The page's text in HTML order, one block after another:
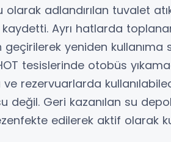
adlandırılan tuvalet
kaydetti. Ayrı hatlarda
yeniden kullanıma
tesislerinde otobüs
rezervuarlarda
değil. Geri kazanılan su
edilerek aktif olarak